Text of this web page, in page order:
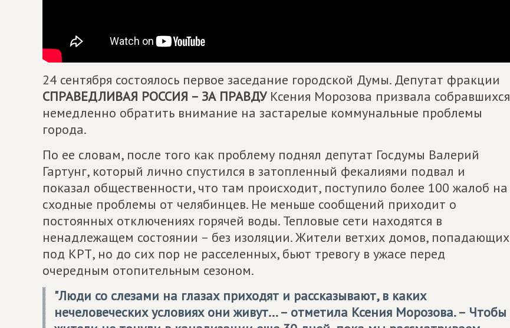
24 сентября состоялось первое заседание городской Думы. Депутат фракции
СПРАВЕДЛИВАЯ РОССИЯ – ЗА ПРАВДУКсения Морозова призвала собравшихся
немедленно обратить внимание на застарелые коммунальные проблемы
города.
По ее словам, после того как проблему поднял депутат Госдумы Валерий
Гартунг, который лично спустился в затопленный фекалиями подвал и
показал общественности, что там происходит, поступило более 100 жалоб на
сходные проблемы от челябинцев. Не меньше сообщений приходит о
постоянных отключениях горячей воды. Тепловые сети находятся в
ненадлежащем состоянии – без изоляции. Жители ветхих домов, попадающих
под КРТ, но до сих пор не расселенных, бьют тревогу в ужасе перед
очередным отопительным сезоном.
"Люди со слезами на глазах приходят и рассказывают, в каких
нечеловеческих условиях они живут... – отметила Ксения Морозова. – Чтобы